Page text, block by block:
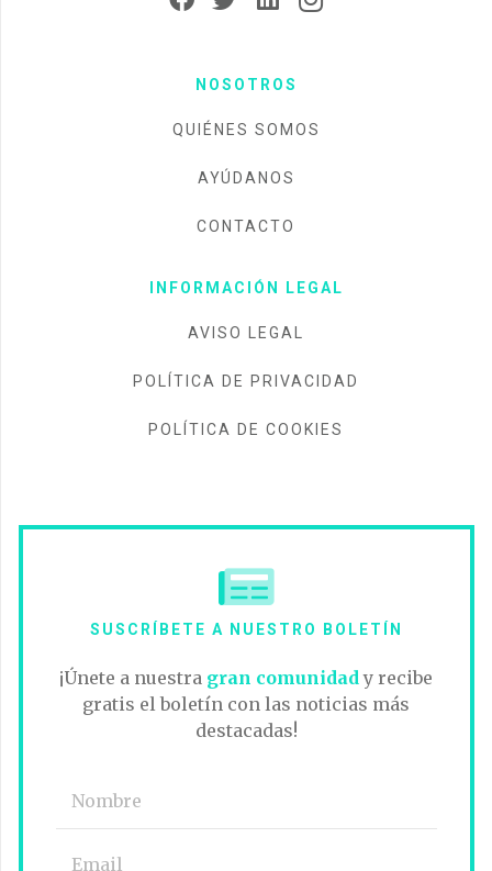
NOSOTROS
QUIÉNES SOMOS
AYÚDANOS
CONTACTO
INFORMACIÓN LEGAL
AVISO LEGAL
POLÍTICA DE PRIVACIDAD
POLÍTICA DE COOKIES
SUSCRÍBETE A NUESTRO BOLETÍN
¡Únete a nuestra gran comunidad y recibe
gratis el boletín con las noticias más
destacadas!